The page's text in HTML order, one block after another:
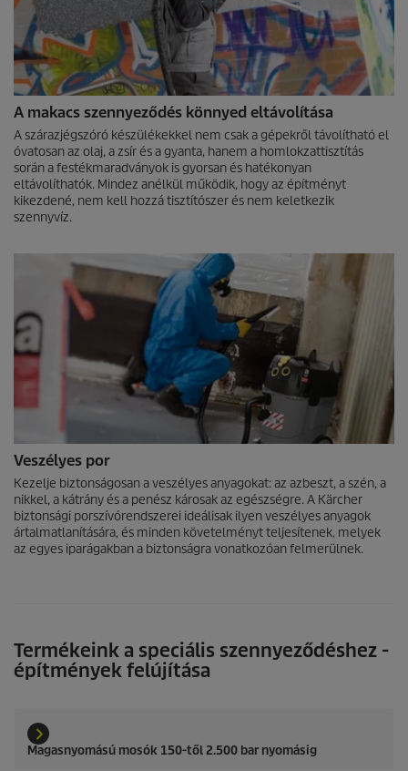
A makacs szennyeződés könnyed eltávolítása
A szárazjégszóró készülékekkel nem csak a gépekről távolítható el
óvatosan az olaj, a zsír és a gyanta, hanem a homlokzattisztítás
során a festékmaradványok is gyorsan és hatékonyan
eltávolíthatók. Mindez anélkül működik, hogy az építményt
kikezdené, nem kell hozzá tisztítószer és nem keletkezik
szennyvíz.
Veszélyes por
Kezelje biztonságosan a veszélyes anyagokat: az azbeszt, a szén, a
nikkel, a kátrány és a penész károsak az egészségre. A Kärcher
biztonsági porszívórendszerei ideálisak ilyen veszélyes anyagok
ártalmatlanítására, és minden követelményt teljesítenek, melyek
az egyes iparágakban a biztonságra vonatkozóan felmerülnek.
Termékeink a speciális szennyeződéshez -
építmények felújítása
Magasnyomású mosók 150-től 2.500 bar nyomásig